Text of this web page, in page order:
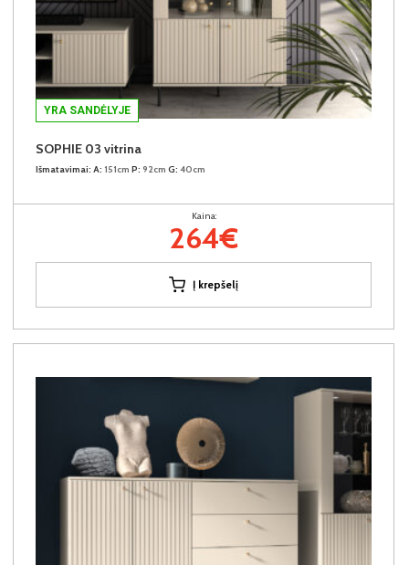
YRA SANDĖLYJE
SOPHIE 03 vitrina
Išmatavimai: A: 151cm P: 92cm G: 40cm
Kaina:
264€
Į krepšelį